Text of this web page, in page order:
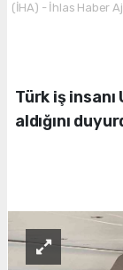
(İHA) - İhlas Haber
Türk iş
aldığını